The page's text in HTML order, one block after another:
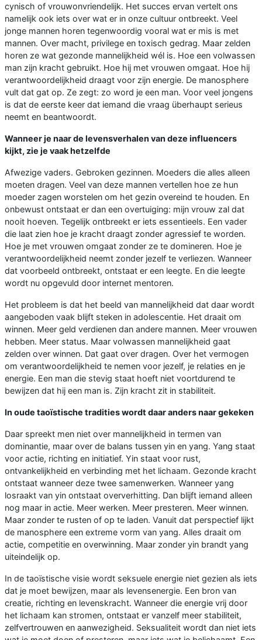
cynisch of vrouwonvriendelijk. Het succes ervan vertelt ons
namelijk ook iets over wat er in onze cultuur ontbreekt. Veel
jonge mannen horen tegenwoordig vooral wat er mis is met
mannen. Over macht, privilege en toxisch gedrag. Maar zelden
horen ze wat gezonde mannelijkheid wél is. Hoe een volwassen
man zijn kracht gebruikt. Hoe hij met vrouwen omgaat. Hoe hij
verantwoordelijkheid draagt voor zijn energie. De manosphere
vult dat gat op. Ze zegt: zo word je een man. Voor veel jongens
is dat de eerste keer dat iemand die vraag überhaupt serieus
neemt en beantwoordt.
Wanneer je naar de levensverhalen van deze influencers
kijkt, zie je vaak hetzelfde
Afwezige vaders. Gebroken gezinnen. Moeders die alles alleen
moeten dragen. Veel van deze mannen vertellen hoe ze hun
moeder zagen worstelen om het gezin overeind te houden. En
onbewust ontstaat er dan een overtuiging: mijn vrouw zal dat
nooit hoeven. Tegelijk ontbreekt er iets essentieels. Een vader
die laat zien hoe je kracht draagt zonder agressief te worden.
Hoe je met vrouwen omgaat zonder ze te domineren. Hoe je
verantwoordelijkheid neemt zonder jezelf te verliezen. Wanneer
dat voorbeeld ontbreekt, ontstaat er een leegte. En die leegte
wordt nu opgevuld door internet mentoren.
Het probleem is dat het beeld van mannelijkheid dat daar wordt
aangeboden vaak blijft steken in adolescentie. Het draait om
winnen. Meer geld verdienen dan andere mannen. Meer vrouwen
hebben. Meer status. Maar volwassen mannelijkheid gaat
zelden over winnen. Dat gaat over dragen. Over het vermogen
om verantwoordelijkheid te nemen voor jezelf, je relaties en je
energie. Een man die stevig staat hoeft niet voortdurend te
bewijzen dat hij een man is. Zijn kracht zit in stabiliteit.
In oude taoïstische tradities wordt daar anders naar gekeken
Daar spreekt men niet over mannelijkheid in termen van
dominantie, maar over de balans tussen yin en yang. Yang staat
voor actie, richting en initiatief. Yin staat voor rust,
ontvankelijkheid en verbinding met het lichaam. Gezonde kracht
ontstaat wanneer deze twee samenwerken. Wanneer yang
losraakt van yin ontstaat oververhitting. Dan blijft iemand alleen
nog maar in actie. Meer werken. Meer presteren. Meer winnen.
Maar zonder te rusten of op te laden. Vanuit dat perspectief lijkt
de manosphere een extreme vorm van yang. Alles draait om
actie, competitie en overwinning. Maar zonder yin brandt yang
uiteindelijk op.
In de taoïstische visie wordt seksuele energie niet gezien als iets
dat je moet bewijzen, maar als levensenergie. Een bron van
creatie, richting en levenskracht. Wanneer die energie vrij door
het lichaam kan stromen, ontstaat er vanzelf meer stabiliteit,
zelfvertrouwen en aanwezigheid. Seksualiteit wordt dan niet iets